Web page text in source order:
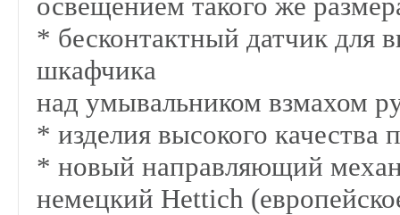
* бесконтактный датчик для
шкафчика
над умывальником взмахом
* изделия высокого
* новый направляющий
немецкий Hettich